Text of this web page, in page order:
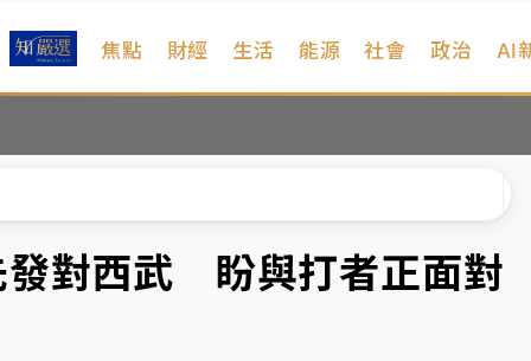
焦點 財經 生活 能源 社會 政治
AI
塞車 周六起展出延長至晚上7時
發對西武 盼與打者正面對